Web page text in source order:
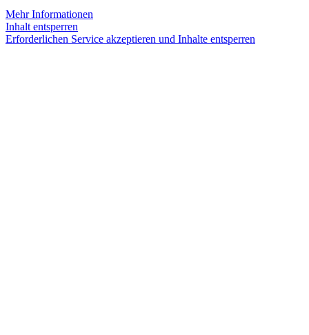
Mehr Informationen
Inhalt entsperren
Erforderlichen Service akzeptieren und Inhalte entsperren